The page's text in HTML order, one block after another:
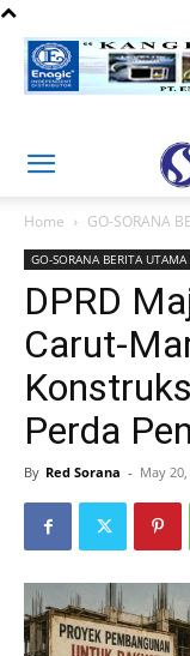
Home GO-SORANA
GO-SORANA BERITA UTAMA
DPRD
Carut-
Perda
By Red Sorana - May